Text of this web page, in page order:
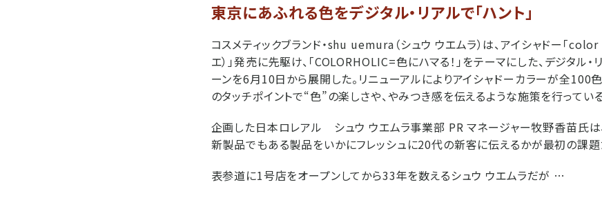
東京にあふれる色をデジタル・リアルで「ハント」
コスメティックブランド・shu uemura（シュウ ウエムラ）は、アイシャドー「
エ）」発売に先駆け、「COLORHOLIC=色にハマる！」をテーマにした、デジタル
ーンを6月10日から展開した。リニューアルによりアイシャドーカラーが全100
のタッチポイントで“色”の楽しさや、やみつき感を伝えるような施策を行っている
企画した日本ロレアル シュウ ウエムラ事業部 PR マネージャー牧野香苗氏は、
新製品でもある製品をいかにフレッシュに20代の新客に伝えるかが最初の課題
表参道に1号店をオープンしてから33年を数えるシュウ ウエムラだが …